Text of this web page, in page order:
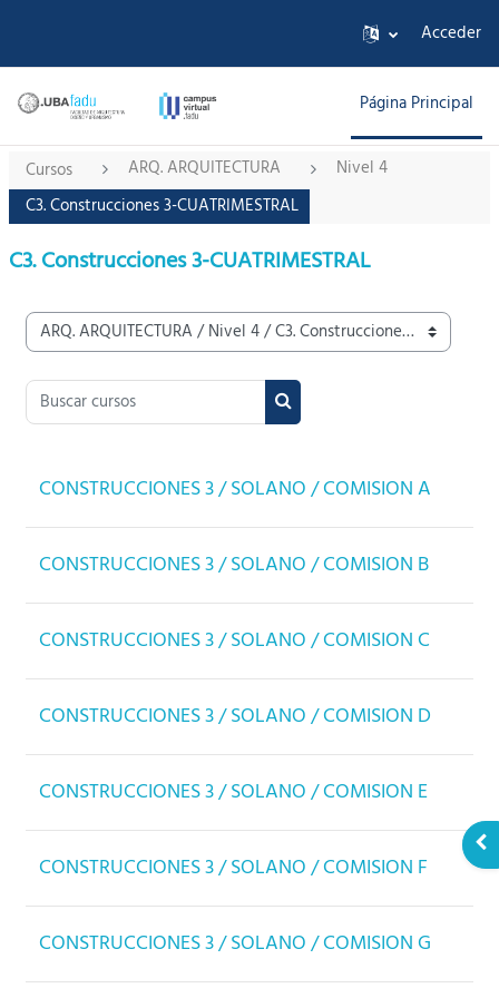
Acceder
Página Principal
Cursos ARQ. ARQUITECTURA
Nivel 4
C3. Construcciones 3-CUATRIMESTRAL
C3. Construcciones 3-CUATRIMESTRAL
Categorías
Buscar cursos
Buscar cursos
CONSTRUCCIONES 3 / SOLANO / COMISION A
CONSTRUCCIONES 3 / SOLANO / COMISION B
CONSTRUCCIONES 3 / SOLANO / COMISION C
CONSTRUCCIONES 3 / SOLANO / COMISION D
CONSTRUCCIONES 3 / SOLANO / COMISION E
CONSTRUCCIONES 3 / SOLANO / COMISION F
CONSTRUCCIONES 3 / SOLANO / COMISION G